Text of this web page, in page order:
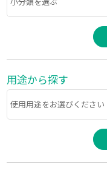
用途から探す